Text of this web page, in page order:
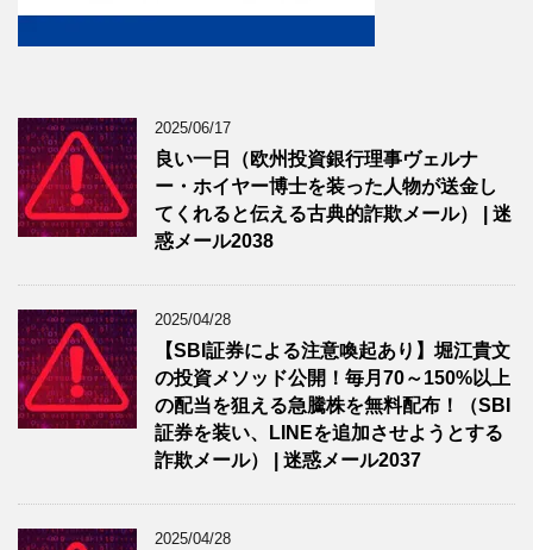
2025/06/17
良い一日（欧州投資銀行理事ヴェルナ
ー・ホイヤー博士を装った人物が送金し
てくれると伝える古典的詐欺メール） | 迷
惑メール2038
2025/04/28
【SBI証券による注意喚起あり】堀江貴文
の投資メソッド公開！毎月70～150%以上
の配当を狙える急騰株を無料配布！（SBI
証券を装い、LINEを追加させようとする
詐欺メール） | 迷惑メール2037
2025/04/28